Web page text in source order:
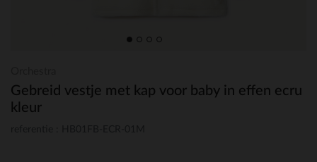
Gebreid vestje met kap voor baby in effen ecru
kleur